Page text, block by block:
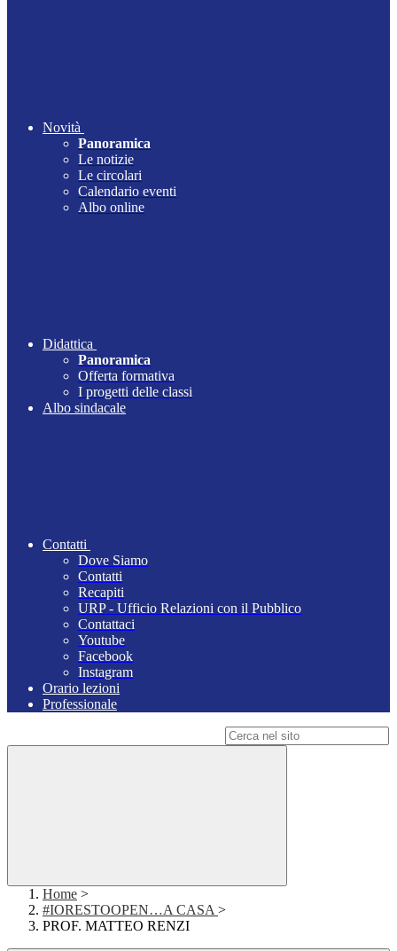
Novità
Panoramica
Le notizie
Le circolari
Calendario eventi
Albo online
Didattica
Panoramica
Offerta formativa
I progetti delle classi
Albo sindacale
Contatti
Dove Siamo
Contatti
Recapiti
URP - Ufficio Relazioni con il Pubblico
Contattaci
Youtube
Facebook
Instagram
Orario lezioni
Professionale
Home >
#IORESTOOPEN…A CASA >
PROF. MATTEO RENZI